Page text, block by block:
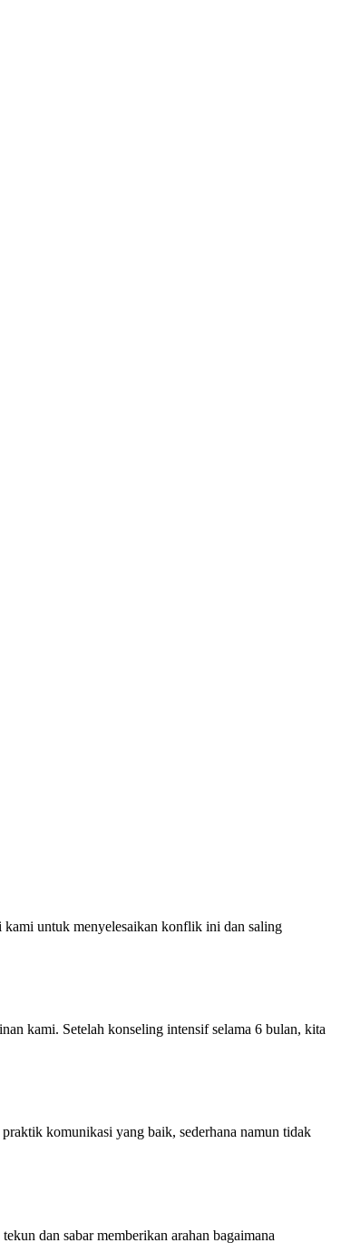
kami untuk menyelesaikan konflik ini dan saling
kami. Setelah konseling intensif selama 6 bulan, kita
komunikasi yang baik, sederhana namun tidak
dan sabar memberikan arahan bagaimana